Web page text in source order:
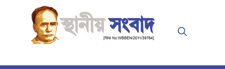
content